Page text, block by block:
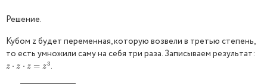
Решение.
Кубом z будет переменная, которую возвели в третью степень,
то есть умножили саму на себя три раза. Записываем результат:
z ⋅ z ⋅ z = z3
z z⋅z =z 3 .